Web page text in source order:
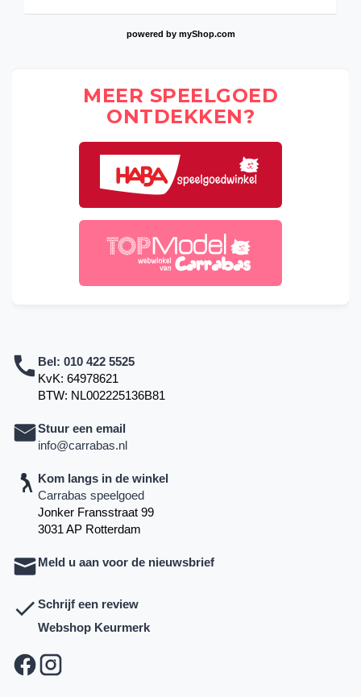
powered by myShop.com
MEER SPEELGOED
ONTDEKKEN?
Bel: 010 422 5525
KvK: 64978621
BTW: NL002225136B81
Stuur een email
info@carrabas.nl
Kom langs in de winkel
Carrabas speelgoed
Jonker Fransstraat 99
3031 AP Rotterdam
Meld u aan voor de nieuwsbrief
Schrijf een review
Webshop Keurmerk